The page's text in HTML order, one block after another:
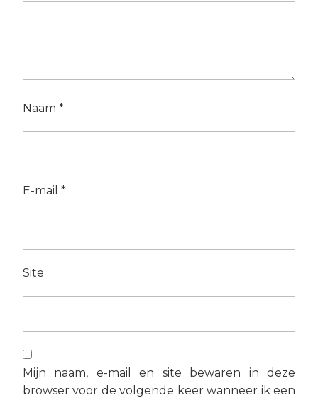
Naam *
E-mail *
Site
Mijn naam, e-mail en site bewaren in deze
browser voor de volgende keer wanneer ik een